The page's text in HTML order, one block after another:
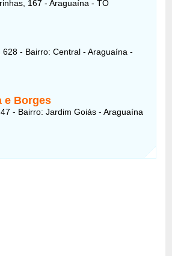
167 - Araguaína - TO
628 - Bairro: Central - Araguaína -
e Borges
- Bairro: Jardim Goiás - Araguaína